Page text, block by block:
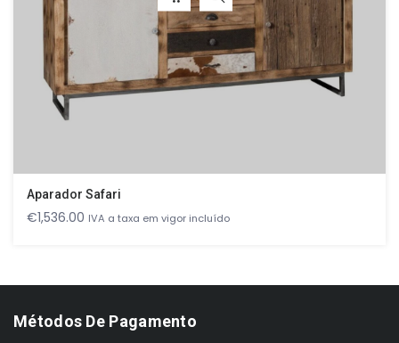
Aparador Safari
€1,536.00 IVA a taxa em vigor incluído
Métodos De Pagamento